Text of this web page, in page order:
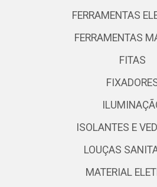
FERRAMENTAS
FERRAMENTAS
FITAS
ISOLANTES E
LOUÇAS
MATERIAL